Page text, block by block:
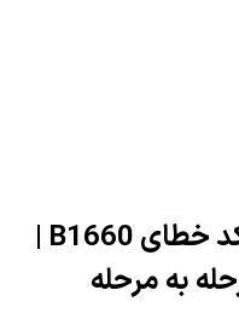
راهنمای جامع عیب یابی کد خطای B1660 |
به مرحله